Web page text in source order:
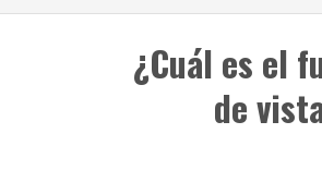
¿Cuál es el
de